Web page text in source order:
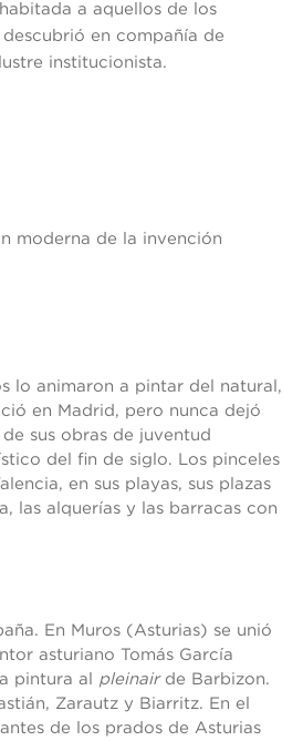
a aquellos de los
en compañía de
institucionista.
moderna de la invención
lo animaron a pintar del natural,
en Madrid, pero nunca dejó
sus obras de juventud
del fin de siglo. Los pinceles
en sus playas, sus plazas
las alquerías y las barracas con
En Muros (Asturias) se unió
asturiano Tomás García
pintura al pleinair de Barbizon.
Zarautz y Biarritz. En el
de los prados de Asturias